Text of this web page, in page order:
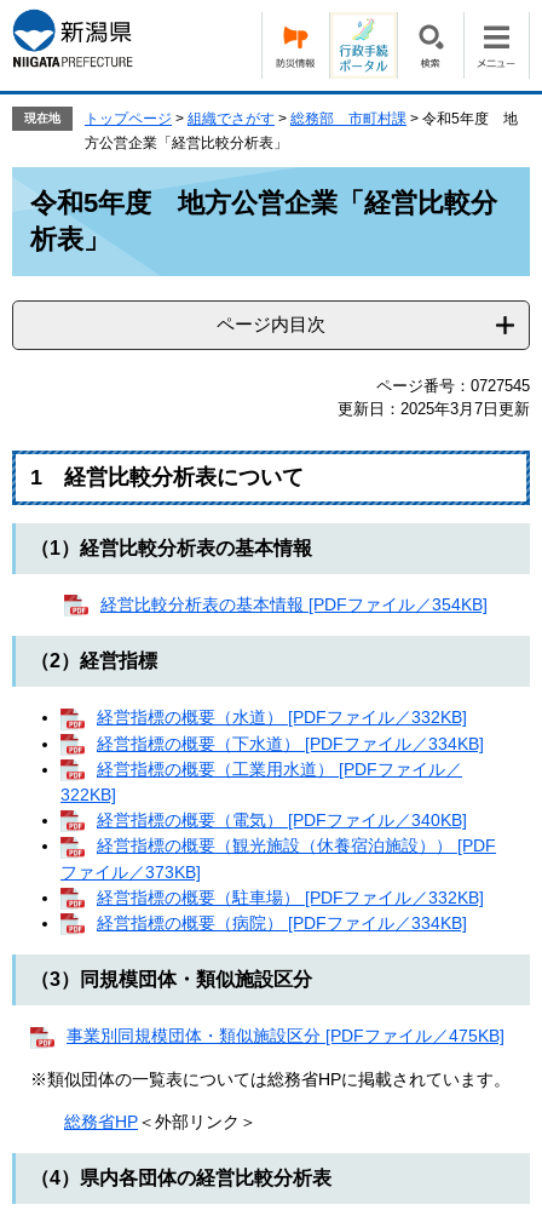
ー
ジ
の
で
ニ
ュ
ー
ば
現在地 トップページ > 組織でさがす > 総務部 市町村課 > 令和5年度 地
方公営企業「経営比較分析表」
令和5年度 地方公営企業「経営比較分
析表」
ページ内目次
ページ番号：0727545
更新日：2025年3月7日更新
1 経営比較分析表について
（1）経営比較分析表の基本情報
経営比較分析表の基本情報 [PDFファイル／354KB]
（2）経営指標
経営指標の概要（水道） [PDFファイル／332KB]
経営指標の概要（下水道） [PDFファイル／334KB]
経営指標の概要（工業用水道） [PDFファイル／
322KB]
経営指標の概要（電気） [PDFファイル／340KB]
経営指標の概要（観光施設（休養宿泊施設）） [PDF
ファイル／373KB]
経営指標の概要（駐車場） [PDFファイル／332KB]
経営指標の概要（病院） [PDFファイル／334KB]
（3）同規模団体・類似施設区分
事業別同規模団体・類似施設区分 [PDFファイル／475KB]
※類似団体の一覧表については総務省HPに掲載されています。
総務省HP＜外部リンク＞
（4）県内各団体の経営比較分析表